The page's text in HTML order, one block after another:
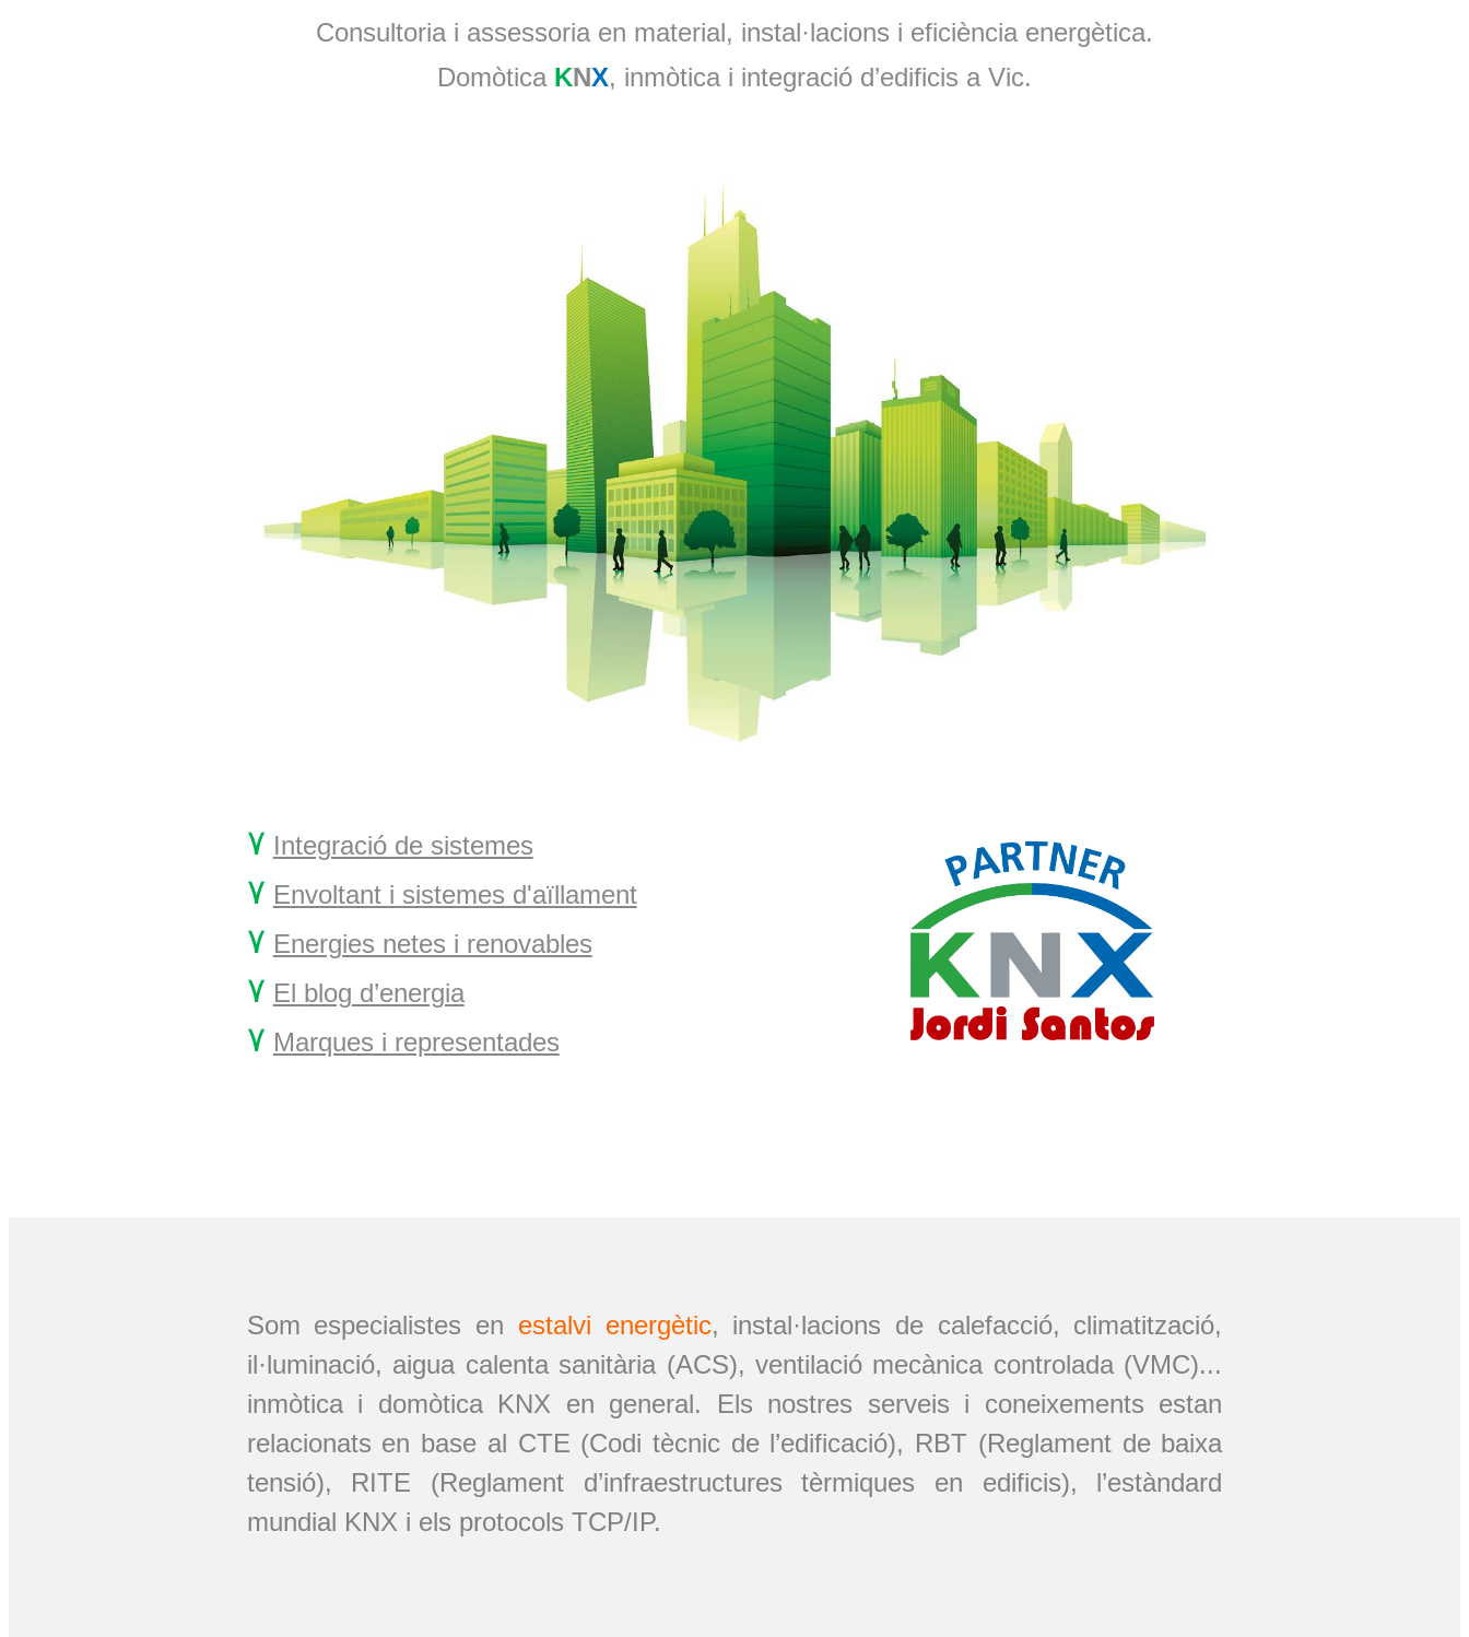
Consultoria i assessoria en material, instal·lacions i eficiència energètica.
Domòtica KNX, inmòtica i integració d’edificis a Vic.
۷ Integració de sistemes
۷ Envoltant i sistemes d'aïllament
۷ Energies netes i renovables
۷ El blog d’energia
۷ Marques i representades
Som especialistes en estalvi energètic, instal·lacions de calefacció, climatització,
il·luminació, aigua calenta sanitària (ACS), ventilació mecànica controlada (VMC)...
inmòtica i domòtica KNX en general. Els nostres serveis i coneixements estan
relacionats en base al CTE (Codi tècnic de l’edificació), RBT (Reglament de baixa
tensió), RITE (Reglament d’infraestructures tèrmiques en edificis), l’estàndard
mundial KNX i els protocols TCP/IP.